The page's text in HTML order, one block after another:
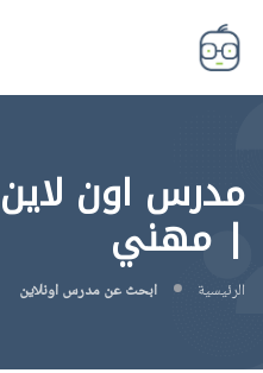
| مهني
الرئيسية ابحث عن مدرس اونلاين